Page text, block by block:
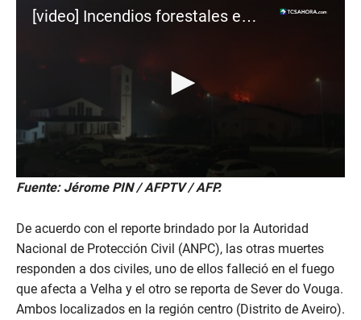
[video] Incendios forestales en Portugal activan emergencia
0
s
c
o
n
s
o
f
1
Fuente: Jérome PIN / AFPTV / AFP.
De acuerdo con el reporte brindado por la Autoridad
Nacional de Protección Civil (ANPC), las otras muertes
responden a dos civiles, uno de ellos falleció en el fuego
que afecta a Velha y el otro se reporta de Sever do Vouga.
Ambos localizados en la región centro (Distrito de Aveiro).